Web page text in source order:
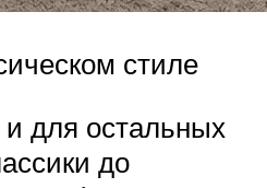
стиле
для остальных
до